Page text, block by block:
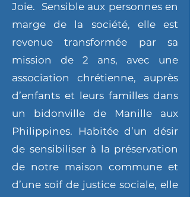
Joie. Sensible aux personnes en
marge de la société, elle est
revenue transformée par sa
mission de 2 ans, avec une
association chrétienne, auprès
d’enfants et leurs familles dans
un bidonville de Manille aux
Philippines. Habitée d’un désir
de sensibiliser à la préservation
de notre maison commune et
d’une soif de justice sociale, elle